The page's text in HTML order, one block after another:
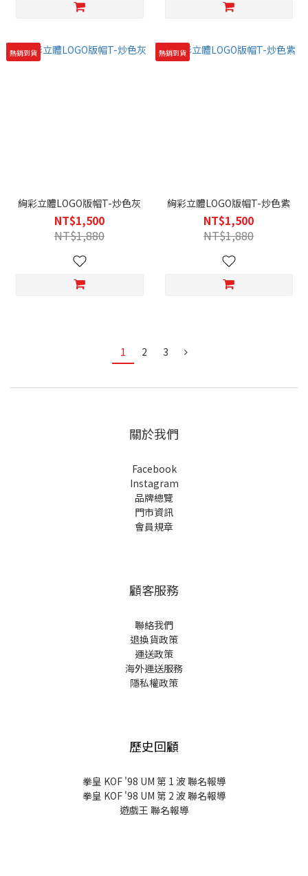
熱銷到貨
絢彩立體LOGO版帽T-炒色灰
NT$1,500
NT$1,880
熱銷到貨
絢彩立體LOGO版帽T-炒色紫
NT$1,500
NT$1,880
1 2 3
關於我們
Facebook
Instagram
品牌總覽
門市資訊
會員規章
顧客服務
聯絡我們
退換貨政策
運送政策
海外運送服務
隱私權政策
歷史回顧
拳皇 KOF '98 UM 第 1 波 聯名報導
拳皇 KOF '98 UM 第 2 波 聯名報導
遊戲王 聯名報導